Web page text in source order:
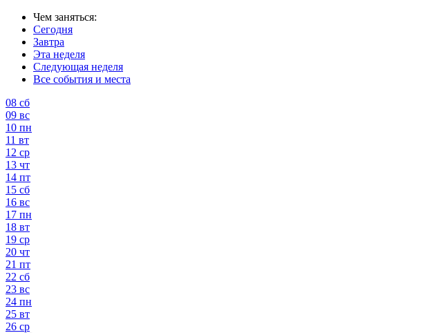
Чем заняться:
Сегодня
Завтра
Эта неделя
Следующая неделя
Все события и места
08 сб
09 вс
10 пн
11 вт
12 ср
13 чт
14 пт
15 сб
16 вс
17 пн
18 вт
19 ср
20 чт
21 пт
22 сб
23 вс
24 пн
25 вт
26 ср